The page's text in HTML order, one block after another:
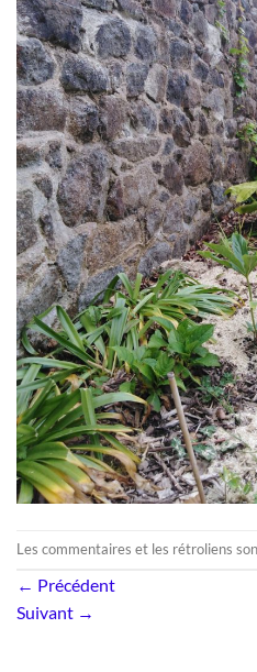
Les commentaires et les rétroliens
← Précédent
Suivant →